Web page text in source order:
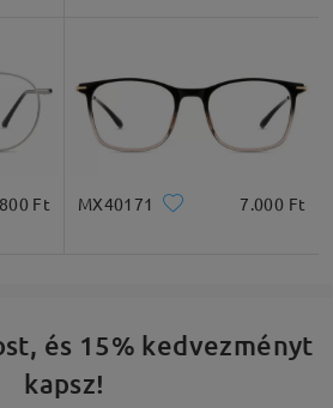
Gyémánt Ovális
Ft MX40171 7.000 Ft
és 15% kedvezményt
kapsz!